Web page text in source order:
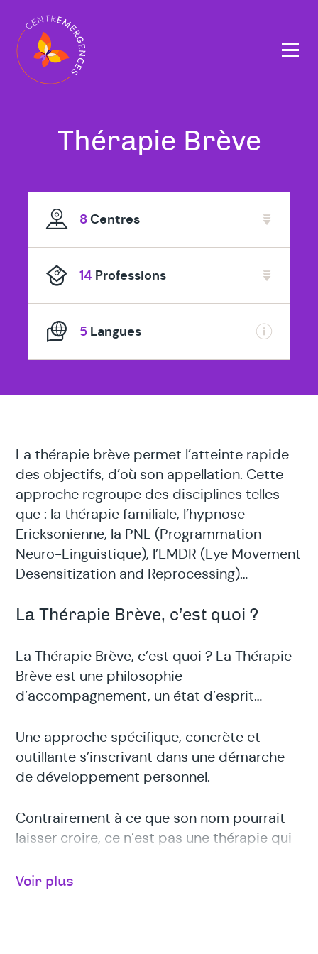
Tous
thérapeutes
spécialisé
en
Thérapie Brève
8Centres
14 Professions
5 Langues
Navigation
principale
La thérapie brève permet l’atteinte rapide
des objectifs, d’où son appellation. Cette
approche regroupe des disciplines telles
que : la thérapie familiale, l’hypnose
Ericksonienne, la PNL (Programmation
Neuro-Linguistique), l’EMDR (Eye Movement
Desensitization and Reprocessing)…
La Thérapie Brève, c’est quoi ?
La Thérapie Brève, c’est quoi ? La Thérapie
Brève est une philosophie
d’accompagnement, un état d’esprit…
Une approche spécifique, concrète et
outillante s’inscrivant dans une démarche
de développement personnel.
Contrairement à ce que son nom pourrait
laisser croire, ce n’est pas une thérapie qui
de séances.
Voir plus